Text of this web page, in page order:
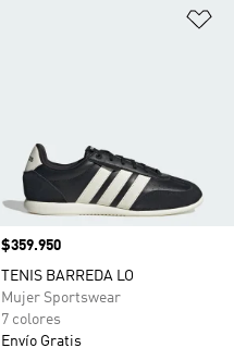
Precio
$359.950
TENIS BARREDA LO
Mujer Sportswear
7 colores
Envío Gratis